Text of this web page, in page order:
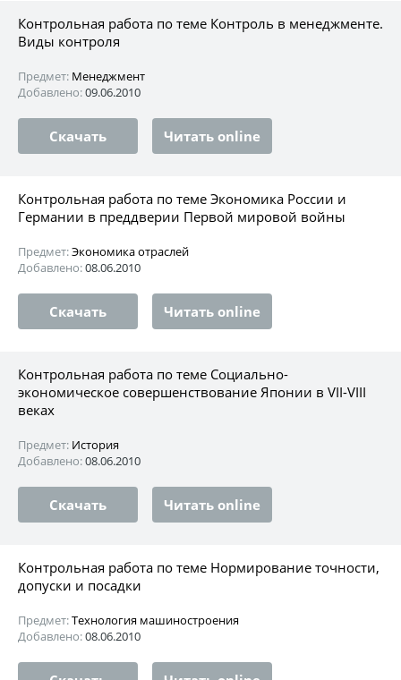
Контрольная работа по теме Контроль в менеджменте.
Виды контроля
Предмет: Менеджмент
Добавлено:09.06.2010
Скачать Читать online
Контрольная работа по теме Экономика России и
Германии в преддверии Первой мировой войны
Предмет:Экономика отраслей
Добавлено:08.06.2010
Скачать Читать online
Контрольная работа по теме Социально-
экономическое совершенствование Японии в VII-VIII
веках
Предмет: История
Добавлено:08.06.2010
Скачать Читать online
Контрольная работа по теме Нормирование точности,
допуски и посадки
Предмет:Технология машиностроения
Добавлено:08.06.2010